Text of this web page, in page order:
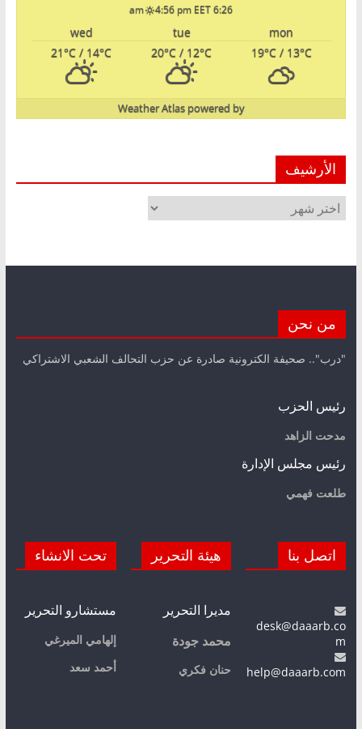
6:26 am
4:56 pm EET
mon
tue
wed
19°C/ 13°C
20°C / 12°C
21°C / 14°C
powered by
Weather Atlas
الأرشيف
الأرشيف
من نحن
"درب".. صحيفة الكترونية صادرة عن حزب التحالف الشعبي الاشتراكي
رئيس الحزب
مدحت الزاهد
رئيس مجلس الإدارة
طلعت فهمي
اتصل بنا
desk@daaarb.co
m
help@daaarb.com
هيئة التحرير
مديرا التحرير
محمد جودة
حنان فكري
تحت الانشاء
مستشارو التحرير
إلهامي الميرغي
أحمد سعد